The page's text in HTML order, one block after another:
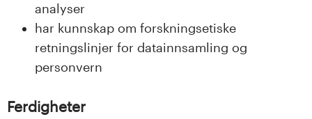
analyser
har kunnskap om forskningsetiske
retningslinjer for datainnsamling og
personvern
Ferdigheter